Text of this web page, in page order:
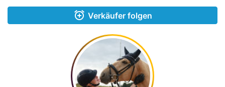
alarm_add Verkäufer folgen